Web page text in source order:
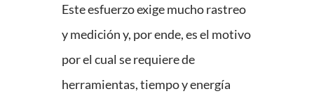
Este esfuerzo exige mucho rastreo
y medición y, por ende, es el motivo
por el cual se requiere de
herramientas, tiempo y energía